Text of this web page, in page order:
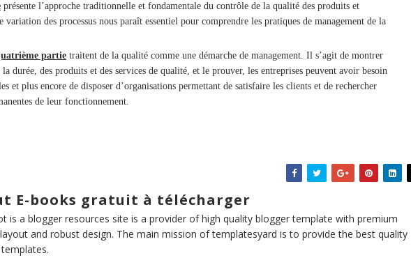
présente l’approche traditionnelle et fondamentale du contrôle de la qualité des produits et
variation des processus nous paraît essentiel pour comprendre les pratiques de management de la
partie traitent de la qualité comme une démarche de management. Il s’agit de montrer
durée, des produits et des services de qualité, et le prouver, les entreprises peuvent avoir besoin
et plus encore de disposer d’organisations permettant de satisfaire les clients et de rechercher
de leur fonctionnement.
E-books gratuit à télécharger
is a blogger resources site is a provider of high quality blogger template with premium
and robust design. The main mission of templatesyard is to provide the best quality